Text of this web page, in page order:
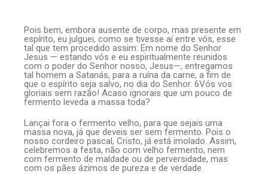
Pois bem, embora ausente de corpo, mas presente em
espírito, eu julguei, como se tivesse aí entre vós, esse
tal que tem procedido assim: Em nome do Senhor
Jesus — estando vós e eu espiritualmente reunidos
com o poder do Senhor nosso, Jesus—, entregamos
tal homem a Satanás, para a ruína da carne, a fim de
que o espírito seja salvo, no dia do Senhor. 6Vós vos
gloriais sem razão! Acaso ignorais que um pouco de
fermento leveda a massa toda?
Lançai fora o fermento velho, para que sejais uma
massa nova, já que deveis ser sem fermento. Pois o
nosso cordeiro pascal, Cristo, já está imolado. Assim,
celebremos a festa, não com velho fermento, nem
com fermento de maldade ou de perversidade, mas
com os pães ázimos de pureza e de verdade.